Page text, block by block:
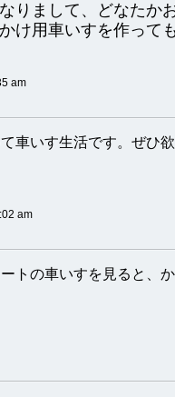
りまして、どなたか
け用車いすを作って
am
車いす生活です。ぜひ
am
トの車いすを見ると、